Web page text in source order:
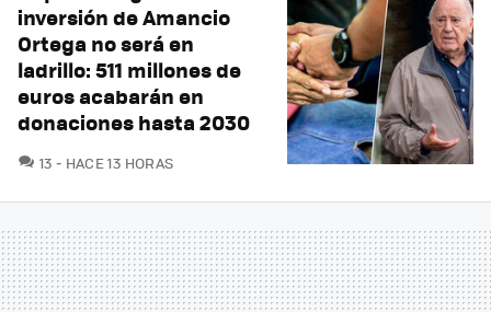
inversión de Amancio
Ortega no será en
ladrillo: 511 millones de
euros acabarán en
donaciones hasta 2030
13 COMENTARIOS
HACE 13 HORAS